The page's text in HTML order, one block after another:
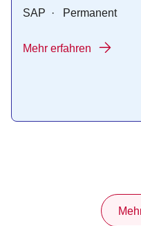
SAP · Permanent
Mehr erfahren